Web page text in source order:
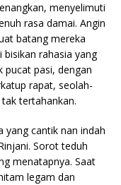
menyelimuti
rasa damai. Angin
batang mereka
rahasia yang
pucat pasi, dengan
rapat, seolah-
tertahankan.
yang cantik nan indah
Sorot teduh
menatapnya. Saat
legam dan